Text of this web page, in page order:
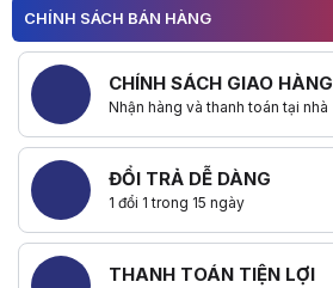
CHÍNH SÁCH BÁN HÀNG
CHÍNH SÁCH GIAO HÀNG
Nhận hàng và thanh toán tại nhà
ĐỔI TRẢ DỄ DÀNG
1 đổi 1 trong 15 ngày
THANH TOÁN TIỆN LỢI